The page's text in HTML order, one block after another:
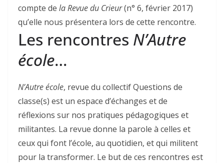
compte de la Revue du Crieur(n° 6, février 2017)
qu’elle nous présentera lors de cette rencontre.
Les rencontres N’Autre
école…
N’Autre école, revue du collectif Questions de
classe(s) est un espace d’échanges et de
réflexions­ sur nos pratiques pédagogiques et
militantes. La revue donne la parole­ à celles et
ceux qui font l’école, au quotidien, et qui militent
pour la transformer. Le but de ces rencontres est